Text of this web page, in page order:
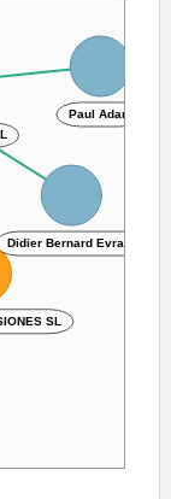
SL
Paul Adam
Didier Bernard Evrard